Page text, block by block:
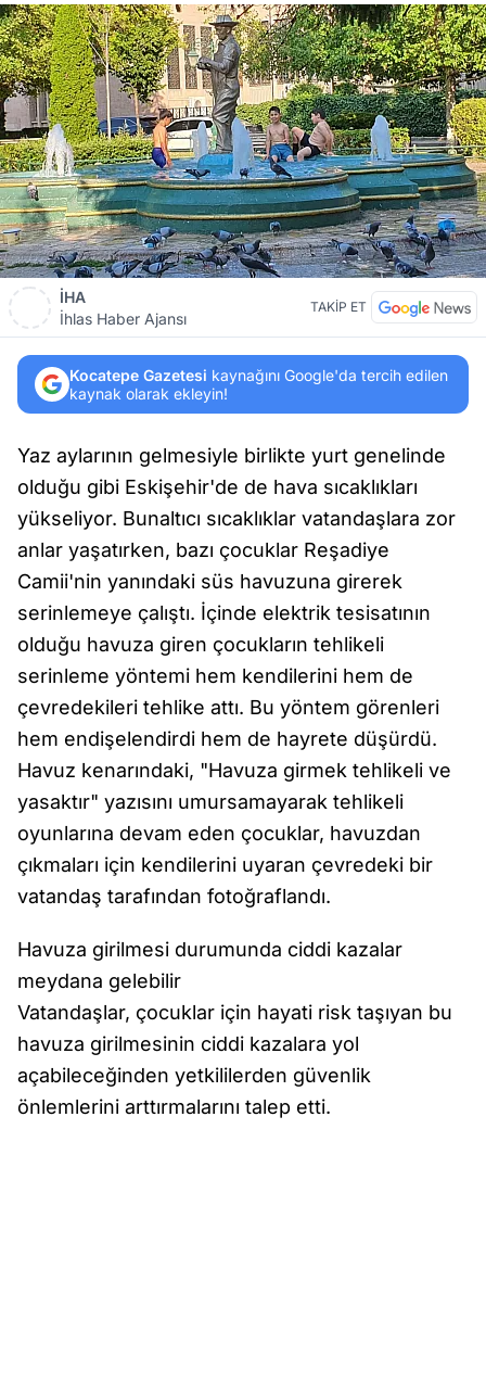
İHA
İhlas Haber Ajansı
TAKİP ET
Kocatepe Gazetesi kaynağını Google'da tercih edilen
kaynak olarak ekleyin!
Yaz aylarının gelmesiyle birlikte yurt genelinde
olduğu gibi Eskişehir'de de hava sıcaklıkları
yükseliyor. Bunaltıcı sıcaklıklar vatandaşlara zor
anlar yaşatırken, bazı çocuklar Reşadiye
Camii'nin yanındaki süs havuzuna girerek
serinlemeye çalıştı. İçinde elektrik tesisatının
olduğu havuza giren çocukların tehlikeli
serinleme yöntemi hem kendilerini hem de
çevredekileri tehlike attı. Bu yöntem görenleri
hem endişelendirdi hem de hayrete düşürdü.
Havuz kenarındaki, "Havuza girmek tehlikeli ve
yasaktır" yazısını umursamayarak tehlikeli
oyunlarına devam eden çocuklar, havuzdan
çıkmaları için kendilerini uyaran çevredeki bir
vatandaş tarafından fotoğraflandı.
Havuza girilmesi durumunda ciddi kazalar
meydana gelebilir
Vatandaşlar, çocuklar için hayati risk taşıyan bu
havuza girilmesinin ciddi kazalara yol
açabileceğinden yetkililerden güvenlik
önlemlerini arttırmalarını talep etti.